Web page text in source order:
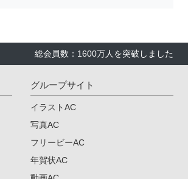
総会員数：1600万人を突破しました
グループサイト
イラストAC
写真AC
フリービーAC
年賀状AC